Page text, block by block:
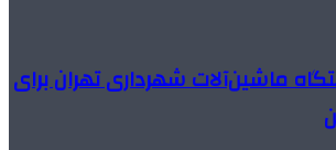
۱۷۰ دستگاه ماشین‌آلات شهرداری تهران برای